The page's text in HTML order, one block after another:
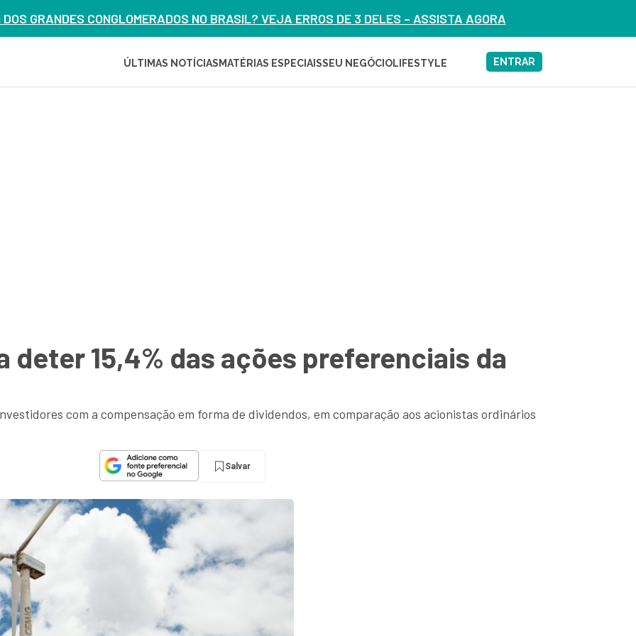
DOS GRANDES CONGLOMERADOS NO BRASIL? VEJA ERROS DE 3 DELES – ASSISTA AGORA
ÚLTIMAS NOTÍCIAS MATÉRIAS ESPECIAISSEU NEGÓCIOLIFESTYLE ENTRAR
deter 15,4% das ações preferenciais da
com a compensação em forma de dividendos, em comparação aos acionistas ordinários
Salvar